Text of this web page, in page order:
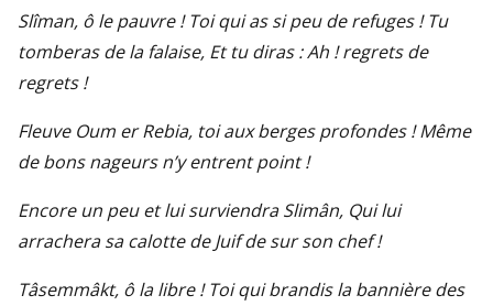
Slîman, ô le pauvre ! Toi qui as si peu de refuges ! Tu
tomberas de la falaise, Et tu diras : Ah ! regrets de
regrets !
Fleuve Oum er Rebia, toi aux berges profondes ! Même
de bons nageurs n’y entrent point !
Encore un peu et lui surviendra Slimân, Qui lui
arrachera sa calotte de Juif de sur son chef !
Tâsemmâkt, ô la libre ! Toi qui brandis la bannière des